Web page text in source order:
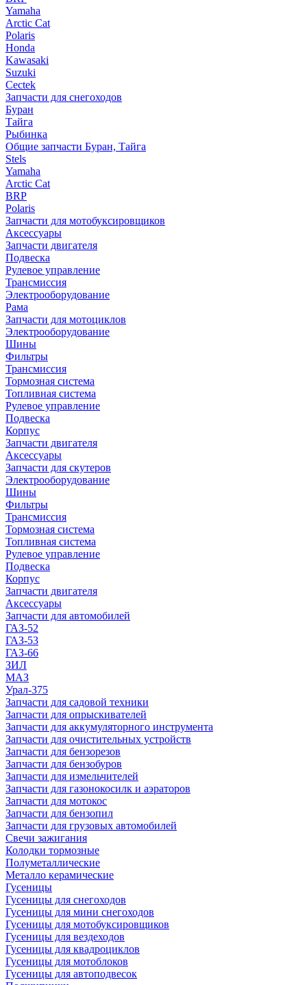
Yamaha
Arctic Cat
Polaris
Honda
Kawasaki
Suzuki
Cectek
Запчасти для снегоходов
Буран
Тайга
Рыбинка
Общие запчасти Буран, Тайга
Stels
Yamaha
Arctic Cat
BRP
Polaris
Запчасти для мотобуксировщиков
Аксессуары
Запчасти двигателя
Подвеска
Рулевое управление
Трансмиссия
Электрооборудование
Рама
Запчасти для мотоциклов
Электрооборудование
Шины
Фильтры
Трансмиссия
Тормозная система
Топливная система
Рулевое управление
Подвеска
Корпус
Запчасти двигателя
Аксессуары
Запчасти для скутеров
Электрооборудование
Шины
Фильтры
Трансмиссия
Тормозная система
Топливная система
Рулевое управление
Подвеска
Корпус
Запчасти двигателя
Аксессуары
Запчасти для автомобилей
ГАЗ-52
ГАЗ-53
ГАЗ-66
ЗИЛ
МАЗ
Урал-375
Запчасти для садовой техники
Запчасти для опрыскивателей
Запчасти для аккумуляторного инструмента
Запчасти для очистительных устройств
Запчасти для бензорезов
Запчасти для бензобуров
Запчасти для измельчителей
Запчасти для газонокосилк и аэраторов
Запчасти для мотокос
Запчасти для бензопил
Запчасти для грузовых автомобилей
Свечи зажигания
Колодки тормозные
Полуметаллические
Металло керамические
Гусеницы
Гусеницы для снегоходов
Гусеницы для мини снегоходов
Гусеницы для мотобуксировщиков
Гусеницы для вездеходов
Гусеницы для квадроциклов
Гусеницы для мотоблоков
Гусеницы для автоподвесок